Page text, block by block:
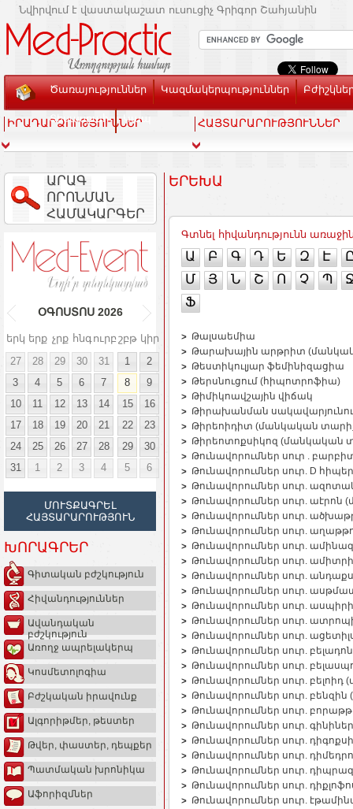
Նվիրվում է վաստակաշատ ուսուցիչ Գրիգոր Շահյանին
Ծառայություններ Կազմակերպություններ
Տեսասրահ Կապ
ԻՐԱԴԱՐՁՈՒԹՅՈՒՆՆԵՐ ՀԱՅՏԱՐԱՐՈՒԹՅՈՒՆՆԵՐ
ԱՐԱԳ
ՈՐՈՆՄԱՆ
ՀԱՄԱԿԱՐԳԵՐ
ՕԳՈՍՏՈՍ 2026
երկ երք չրք հնգուրբ շբթ կիր
27
28 29 30 31 1
2
3
4 5 6 7 8
9
10
11 12 13 14 15
16
17
18 19 20 21 22
23
24
25 26 27 28 29
30
31
1 2 3 4 5 6
ՄՈՒՏՔԱԳՐԵԼ
ՀԱՅՏԱՐԱՐՈՒԹՅՈՒՆ
ԽՈՐԱԳՐԵՐ
Գիտական բժշկություն
Հիվանդություններ
Ավանդական
բժշկություն
Առողջ ապրելակերպ
Կոսմետոլոգիա
Բժշկական իրավունք
Ալգորիթմեր, թեստեր
Թվեր, փաստեր, դեպքեր
Պատմական խրոնիկա
Աֆորիզմներ
ԵՐԵԽԱ
Գտնել հիվանդությունն
Ա Բ Գ Դ Ե Զ Է
Մ
Յ Ն Շ Ո Չ Պ
Ֆ
Թալսաեմիա
Թարախային արթրիտ
Թեստիկուլյար ֆեմինիզացիա
Թերսնուցում (հիպոտրոֆիա)
Թիմիկոավշային վիճակ
Թիրախանման
Թիրեոիդիտ (մանկական
Թիրեոտոքսիկոզ (մանկական
Թունավորումներ սուր .
Թունավորումներ սուր. D
Թունավորումներ սուր.
Թունավորումներ սուր.
Թունավորումներ սուր.
Թունավորումներ սուր.
Թունավորումներ սուր.
Թունավորումներ սուր.
Թունավորումներ սուր.
Թունավորումներ սուր.
Թունավորումներ սուր.
Թունավորումներ սուր.
Թունավորումներ սուր.
Թունավորումներ սուր.
Թունավորումներ սուր.
Թունավորումներ սուր.
Թունավորումներ սուր.
Թունավորումներ սուր.
Թունավորումներ սուր.
Թունավորումներ սուր.
Թունավորումներ սուր.
Թունավորումներ սուր.
Թունավորումներ սուր.
Թունավորումներ սուր.